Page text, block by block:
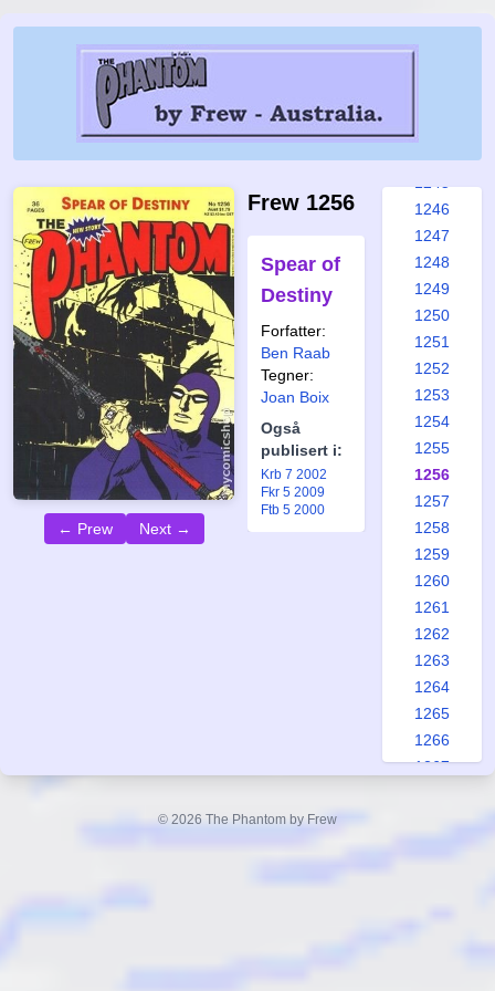
← Prew Next →
Frew 1256
Spear of
Destiny
Forfatter:
Ben Raab
Tegner:
Joan Boix
Også
publisert i:
Krb 7 2002
Fkr 5 2009
Ftb 5 2000
1239
1240
1246
1247
1248
1249
1250
1251
1252
1253
1254
1255
1256
1257
1258
1259
1260
1261
1262
1263
1264
1265
1266
1267
© 2026 The Phantom by Frew